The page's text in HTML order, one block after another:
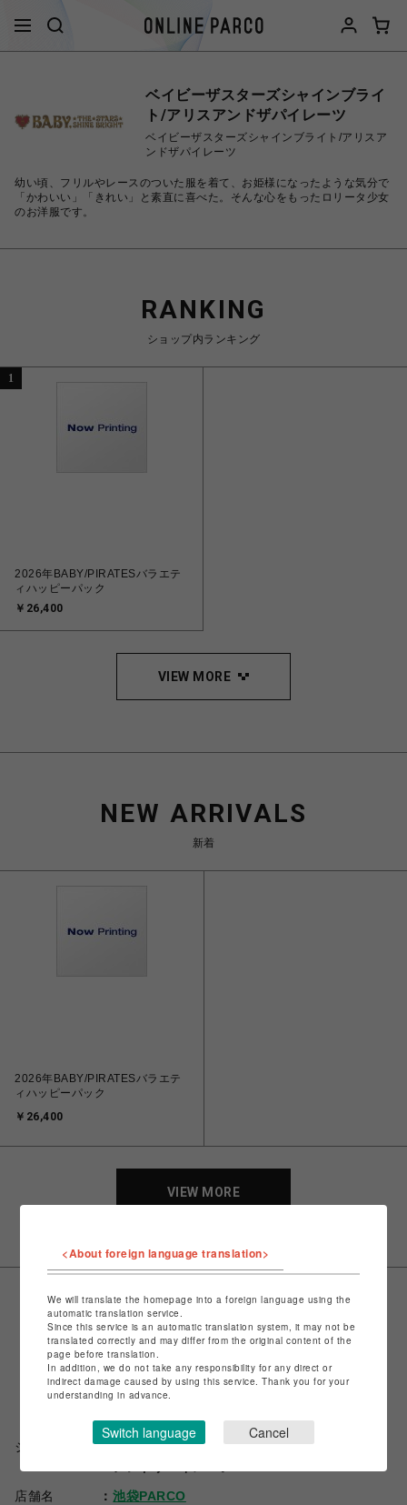
ベイビーザスターズシャインブライ
ト/アリスアンドザパイレーツ
ベイビーザスターズシャインブライト/アリスア
ンドザパイレーツ
幼い頃、フリルやレースのついた服を着て、お姫様になったような気分で
「かわいい」「きれい」と素直に喜べた。そんな心をもったロリータ少女
のお洋服です。
RANKING
ショップ内ランキング
1
2026年BABY/PIRATESバラエテ
ィハッピーパック
￥26,400
VIEW MORE
NEW ARRIVALS
新着
2026年BABY/PIRATESバラエテ
ィハッピーパック
￥26,400
VIEW MORE
ショップ名
ベイビーザスターズシャインブライト/アリス
店舗名
池袋PARCO
<About foreign language translation>
We will translate the homepage into a foreign language using the
automatic translation service.
Since this service is an automatic translation system, it may not be
translated correctly and may differ from the original content of the
page before translation.
In addition, we do not take any responsibility for any direct or
indirect damage caused by using this service. Thank you for your
understanding in advance.
Switch language Cancel